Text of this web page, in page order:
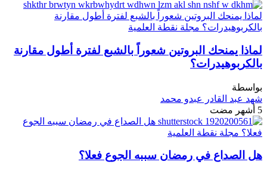
لماذا يمنحك البروتين شعوراً بالشبع لفترة أطول مقارنة
بالكربوهيدرات؟
بواسطة
شهد عبد القادر عبدو محمد
5 أشهر مضت
هل الصداع في رمضان سببه الجوع فعلا؟